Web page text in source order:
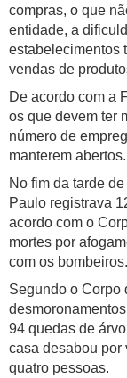
compras, o que
entidade, a
estabelecimentos
vendas de
De acordo com a
os que devem ter
número de
manterem abertos.
No fim da tarde
Paulo registrava
acordo com o
mortes por
com os bombeiros.
Segundo o Corpo
94 quedas de
casa desabou por
quatro pessoas.